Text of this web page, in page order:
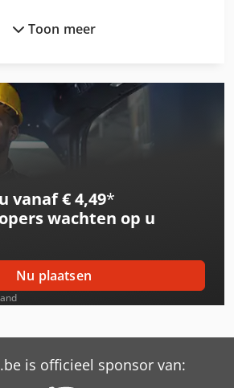
Mgb6
Mgb6
Mgb6
Mgc6
Mgc6
Toon meer
vanaf € 4,49*
wachten op u
Nu plaatsen
is officieel sponsor van: